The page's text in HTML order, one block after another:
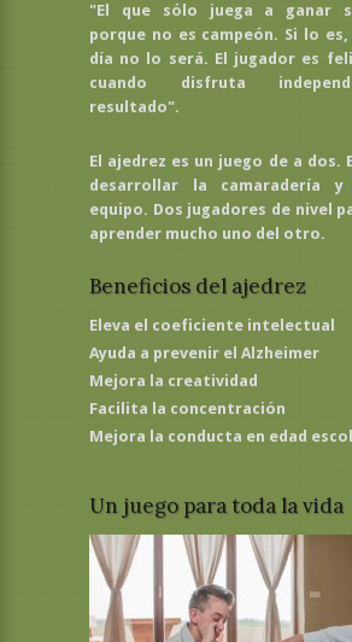
"El que sólo juega a ganar
porque no es campeón. Si lo es,
día no lo será. El jugador es
cuando disfruta
resultado".
El ajedrez es un juego de a dos.
desarrollar la camaradería
equipo. Dos jugadores de nivel
aprender mucho uno del otro.
Beneficios del ajedrez
Eleva el coeficiente intelectual
Ayuda a prevenir el Alzheimer
Mejora la creatividad
Facilita la concentración
Mejora la conducta en edad
Un juego para toda la vida